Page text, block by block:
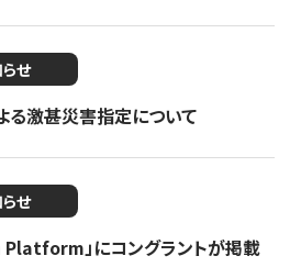
せ
る激甚災害指定について
せ
」にコングラントが掲載